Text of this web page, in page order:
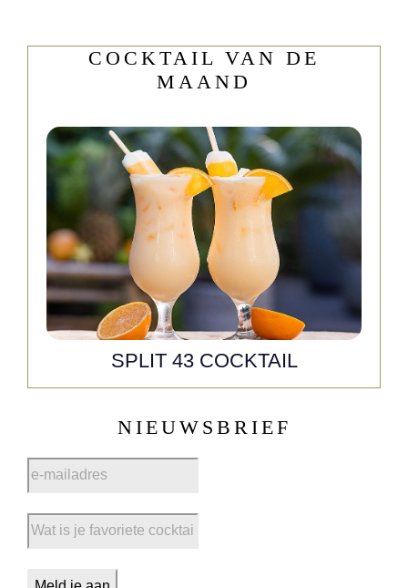
COCKTAIL VAN DE
MAAND
SPLIT 43 COCKTAIL
NIEUWSBRIEF